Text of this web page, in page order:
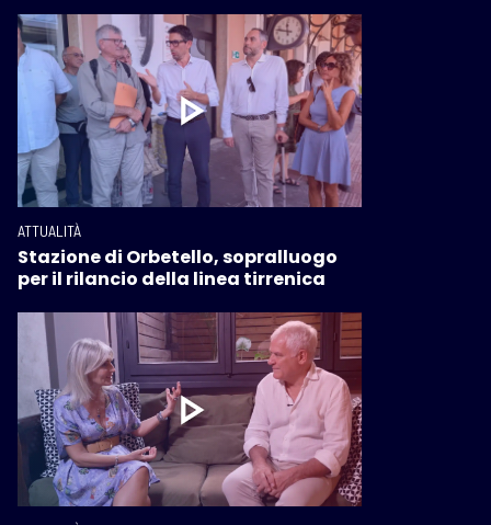
ATTUALITÀ
Stazione di Orbetello, sopralluogo
per il rilancio della linea tirrenica